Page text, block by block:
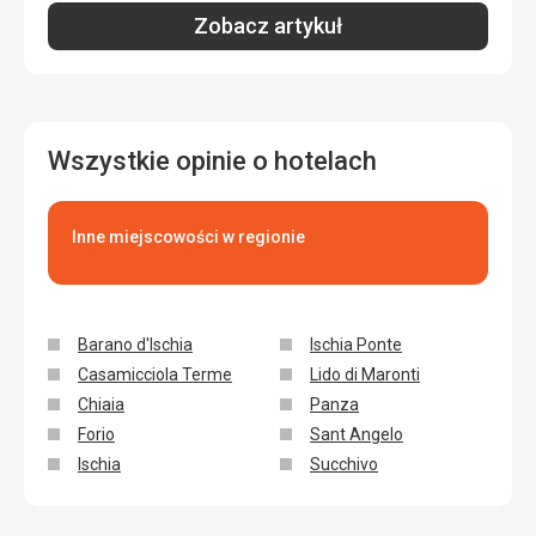
Zobacz artykuł
Wszystkie opinie o hotelach
Inne miejscowości w regionie
Barano d'Ischia
Casamicciola Terme
Chiaia
Forio
Ischia
Ischia Ponte
Lido di Maronti
Panza
Sant Angelo
Succhivo